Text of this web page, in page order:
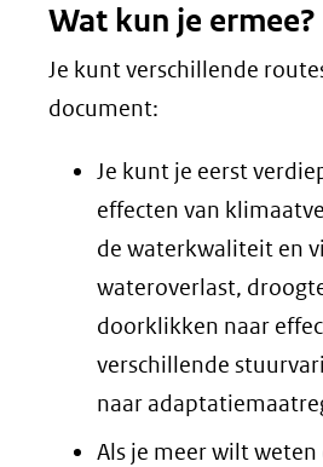
Wat kun je ermee?
Je kunt verschillende
document:
Je kunt je eerst
effecten van
de waterkwaliteit en
wateroverlast,
doorklikken naar
verschillende
naar
Als je meer wilt weten